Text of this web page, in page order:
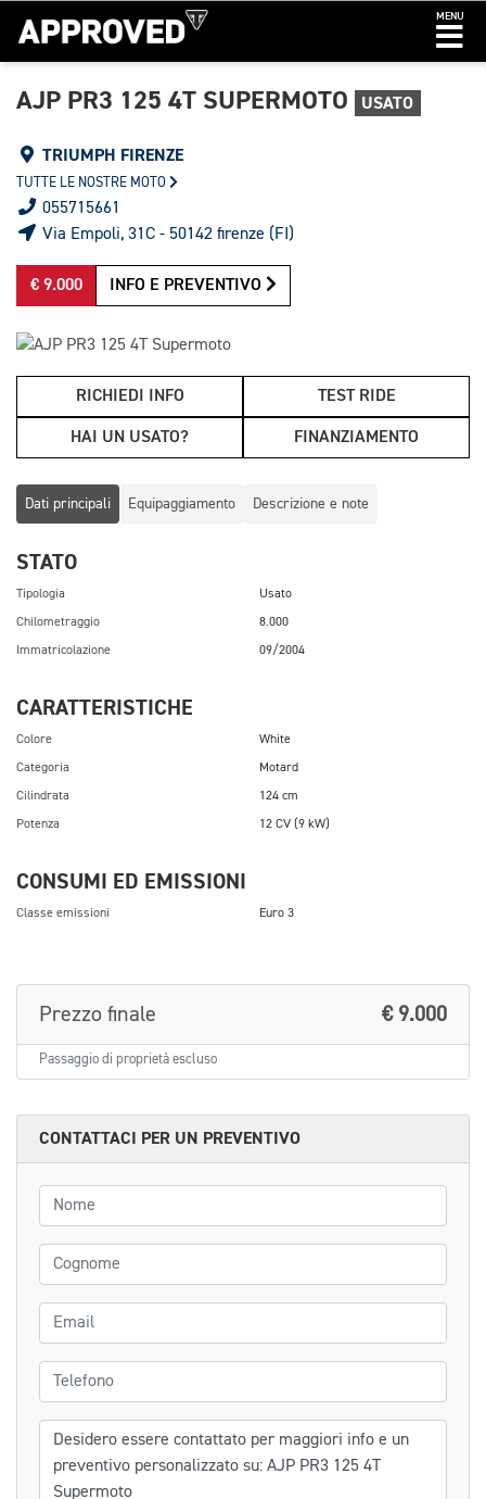
MENU
AJP PR3 125 4T SUPERMOTO USATO
TRIUMPH FIRENZE
TUTTE LE NOSTRE MOTO
055715661
Via Empoli, 31C - 50142 firenze (FI)
€ 9.000 INFO E PREVENTIVO
RICHIEDI INFO TEST RIDE
HAI UN USATO? FINANZIAMENTO
Dati principali Equipaggiamento Descrizione e note
STATO
Tipologia Usato
Chilometraggio 8.000
Immatricolazione 09/2004
CARATTERISTICHE
Colore White
Categoria Motard
Cilindrata 124 cm
Potenza 12 CV (9 kW)
CONSUMI ED EMISSIONI
Classe emissioni Euro 3
Prezzo finale € 9.000
Passaggio di proprietà escluso
CONTATTACI PER UN PREVENTIVO
Nome
Cognome
Email
Telefono
Messaggio